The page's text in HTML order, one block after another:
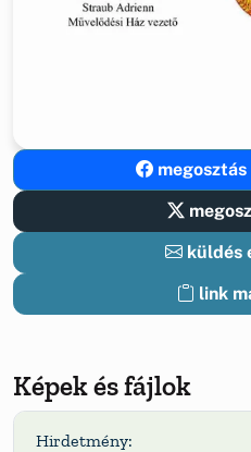
küldés
link
Képek és fájlok
Hirdetmény: